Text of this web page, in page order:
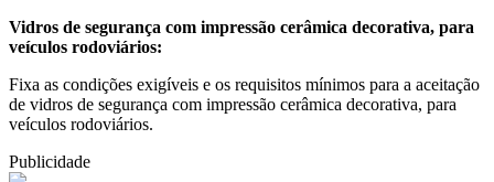
Vidros de segurança com impressão cerâmica decorativa, para
veículos rodoviários:
Fixa as condições exigíveis e os requisitos mínimos para a aceitação
de vidros de segurança com impressão cerâmica decorativa, para
veículos rodoviários.
Publicidade